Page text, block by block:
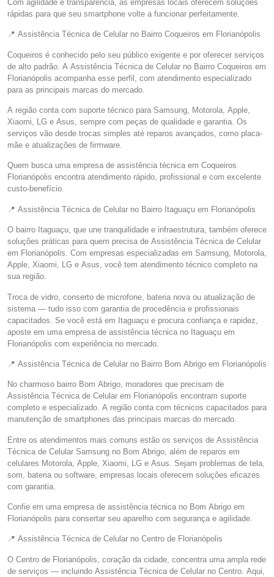
Com agilidade e transparência, as empresas locais oferecem soluções
rápidas para que seu smartphone volte a funcionar perfeitamente.
📍 Assistência Técnica de Celular no Bairro Coqueiros em Florianópolis
Coqueiros é conhecido pelo seu público exigente e por oferecer serviços
de alto padrão. A Assistência Técnica de Celular no Bairro Coqueiros em
Florianópolis acompanha esse perfil, com atendimento especializado
para as principais marcas do mercado.
A região conta com suporte técnico para Samsung, Motorola, Apple,
Xiaomi, LG e Asus, sempre com peças de qualidade e garantia. Os
serviços vão desde trocas simples até reparos avançados, como placa-
mãe e atualizações de firmware.
Quem busca uma empresa de assistência técnica em Coqueiros
Florianópolis encontra atendimento rápido, profissional e com excelente
custo-benefício.
📍 Assistência Técnica de Celular no Bairro Itaguaçu em Florianópolis
O bairro Itaguaçu, que une tranquilidade e infraestrutura, também oferece
soluções práticas para quem precisa de Assistência Técnica de Celular
em Florianópolis. Com empresas especializadas em Samsung, Motorola,
Apple, Xiaomi, LG e Asus, você tem atendimento técnico completo na
sua região.
Troca de vidro, conserto de microfone, bateria nova ou atualização de
sistema — tudo isso com garantia de procedência e profissionais
capacitados. Se você está em Itaguaçu e procura confiança e rapidez,
aposte em uma empresa de assistência técnica no Itaguaçu em
Florianópolis com experiência no mercado.
📍 Assistência Técnica de Celular no Bairro Bom Abrigo em Florianópolis
No charmoso bairro Bom Abrigo, moradores que precisam de
Assistência Técnica de Celular em Florianópolis encontram suporte
completo e especializado. A região conta com técnicos capacitados para
manutenção de smartphones das principais marcas do mercado.
Entre os atendimentos mais comuns estão os serviços de Assistência
Técnica de Celular Samsung no Bom Abrigo, além de reparos em
celulares Motorola, Apple, Xiaomi, LG e Asus. Sejam problemas de tela,
som, bateria ou software, empresas locais oferecem soluções eficazes
com garantia.
Confie em uma empresa de assistência técnica no Bom Abrigo em
Florianópolis para consertar seu aparelho com segurança e agilidade.
📍 Assistência Técnica de Celular no Centro de Florianópolis
O Centro de Florianópolis, coração da cidade, concentra uma ampla rede
de serviços — incluindo Assistência Técnica de Celular no Centro. Aqui,